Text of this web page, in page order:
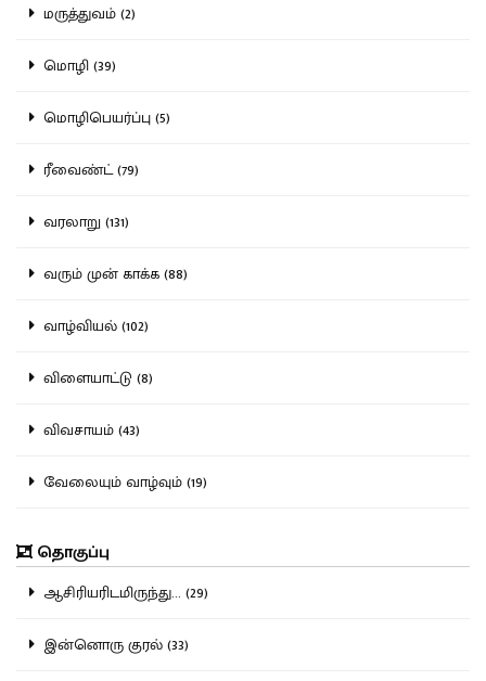
மருத்துவம் (2)
மொழி (39)
மொழிபெயர்ப்பு (5)
ரீவைண்ட் (79)
வரலாறு (131)
வரும் முன் காக்க (88)
வாழ்வியல் (102)
விளையாட்டு (8)
விவசாயம் (43)
வேலையும் வாழ்வும் (19)
தொகுப்பு
ஆசிரியரிடமிருந்து... (29)
இன்னொரு குரல் (33)